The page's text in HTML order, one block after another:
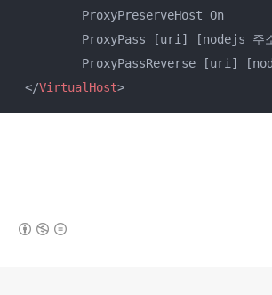
         ProxyPreserveHost On
ProxyPass [uri] [nodejs 주
ProxyPassReverse [uri]
</VirtualHost>